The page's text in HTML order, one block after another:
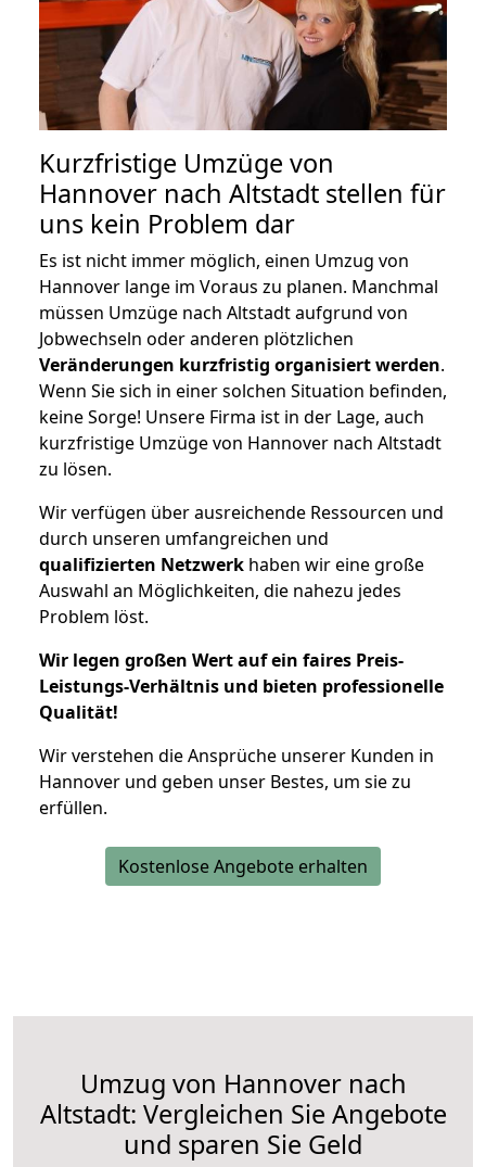
Kurzfristige Umzüge von
Hannover nach Altstadt stellen für
uns kein Problem dar
Es ist nicht immer möglich, einen Umzug von
Hannover lange im Voraus zu planen. Manchmal
müssen Umzüge nach Altstadt aufgrund von
Jobwechseln oder anderen plötzlichen
Veränderungen kurzfristig organisiert werden.
Wenn Sie sich in einer solchen Situation befinden,
keine Sorge! Unsere Firma ist in der Lage, auch
kurzfristige Umzüge von Hannover nach Altstadt
zu lösen.
Wir verfügen über ausreichende Ressourcen und
durch unseren umfangreichen und
qualifizierten Netzwerk haben wir eine große
Auswahl an Möglichkeiten, die nahezu jedes
Problem löst.
Wir legen großen Wert auf ein faires Preis-
Leistungs-Verhältnis und bieten professionelle
Qualität!
Wir verstehen die Ansprüche unserer Kunden in
Hannover und geben unser Bestes, um sie zu
erfüllen.
Kostenlose Angebote erhalten
Umzug von Hannover nach
Altstadt: Vergleichen Sie Angebote
und sparen Sie Geld